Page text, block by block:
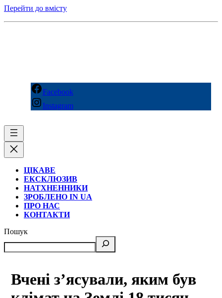
Перейти до вмісту
Facebook
Instagram
ЦІКАВЕ
ЕКСКЛЮЗИВ
НАТХНЕННИКИ
ЗРОБЛЕНО IN UA
ПРО НАС
КОНТАКТИ
Пошук
Вчені з’ясували, яким був